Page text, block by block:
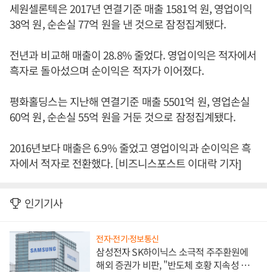
세원셀론텍은 2017년 연결기준 매출 1581억 원, 영업이익
38억 원, 순손실 77억 원을 낸 것으로 잠정집계됐다.
전년과 비교해 매출이 28.8% 줄었다. 영업이익은 적자에서
흑자로 돌아섰으며 순이익은 적자가 이어졌다.
평화홀딩스는 지난해 연결기준 매출 5501억 원, 영업손실
60억 원, 순손실 55억 원을 거둔 것으로 잠정집계됐다.
2016년보다 매출은 6.9% 줄었고 영업이익과 순이익은 흑
자에서 적자로 전환했다. [비즈니스포스트 이대락 기자]
인기기사
전자·전기·정보통신
삼성전자 SK하이닉스 소극적 주주환원에
해외 증권가 비판, "반도체 호황 지속성 의